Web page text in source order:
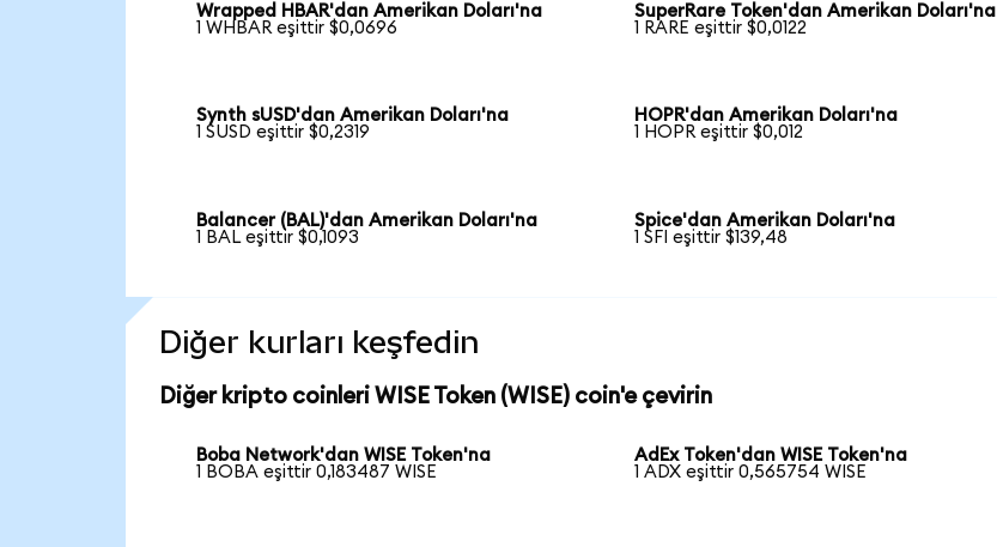
Wrapped HBAR'dan Amerikan Doları'na
1 WHBAR eşittir $0,0696
SuperRare Token'dan Amerikan Doları'na
1 RARE eşittir $0,0122
Synth sUSD'dan Amerikan Doları'na
1 SUSD eşittir $0,2319
HOPR'dan Amerikan Doları'na
1 HOPR eşittir $0,012
Balancer (BAL)'dan Amerikan Doları'na
1 BAL eşittir $0,1093
Spice'dan Amerikan Doları'na
1 SFI eşittir $139,48
Diğer kurları keşfedin
Diğer kripto coinleri WISE Token (WISE) coin'e çevirin
Boba Network'dan WISE Token'na
1 BOBA eşittir 0,183487 WISE
AdEx Token'dan WISE Token'na
1 ADX eşittir 0,565754 WISE